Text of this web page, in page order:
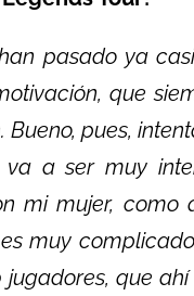
pasado ya
que
pues,
a ser muy
mi mujer, como
muy
que